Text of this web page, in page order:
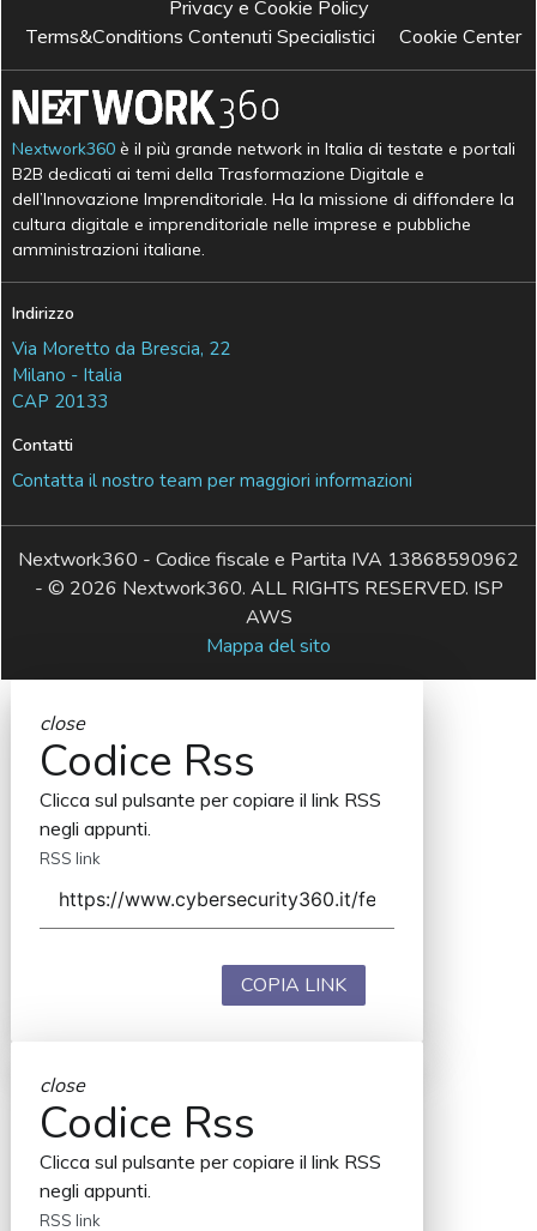
Privacy e Cookie Policy
Terms&Conditions Contenuti Specialistici
Cookie Center
Nextwork360 è il più grande network in Italia di testate e portali
B2B dedicati ai temi della Trasformazione Digitale e
dell’Innovazione Imprenditoriale. Ha la missione di diffondere la
cultura digitale e imprenditoriale nelle imprese e pubbliche
amministrazioni italiane.
Indirizzo
Via Moretto da Brescia, 22
Milano - Italia
CAP 20133
Contatti
Contatta il nostro team per maggiori informazioni
Nextwork360 - Codice fiscale e Partita IVA 13868590962
- © 2026 Nextwork360. ALL RIGHTS RESERVED. ISP
AWS
Mappa del sito
close
Codice Rss
Clicca sul pulsante per copiare il link RSS
negli appunti.
RSS link
COPIA LINK
close
Codice Rss
Clicca sul pulsante per copiare il link RSS
negli appunti.
RSS link